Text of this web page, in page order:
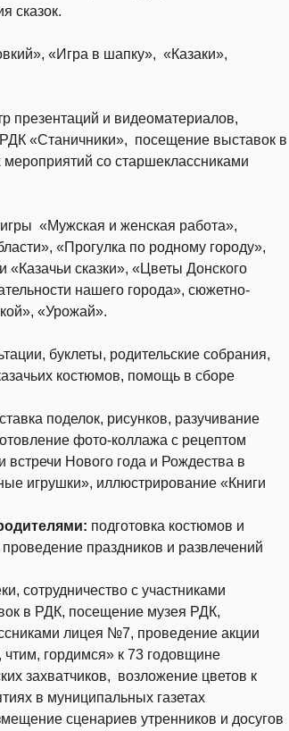
сказок.
«Игра в шапку», «Казаки»,
презентаций и видеоматериалов,
«Станичники», посещение выставок в
со старшеклассниками
игры «Мужская и женская работа»,
«Прогулка по родному городу»,
сказки», «Цветы Донского
нашего города», сюжетно-
«Урожай».
буклеты, родительские собрания,
костюмов, помощь в сборе
поделок, рисунков, разучивание
фото-коллажа с рецептом
встречи Нового года и Рождества в
игрушки», иллюстрирование «Книги
подготовка костюмов и
праздников и развлечений
сотрудничество с участниками
в РДК, посещение музея РДК,
лицея №7, проведение акции
гордимся» к 73 годовщине
захватчиков, возложение цветов к
в муниципальных газетах
сценариев утренников и досугов